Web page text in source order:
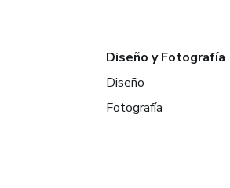
Diseño y Fotografía
Diseño
Fotografía